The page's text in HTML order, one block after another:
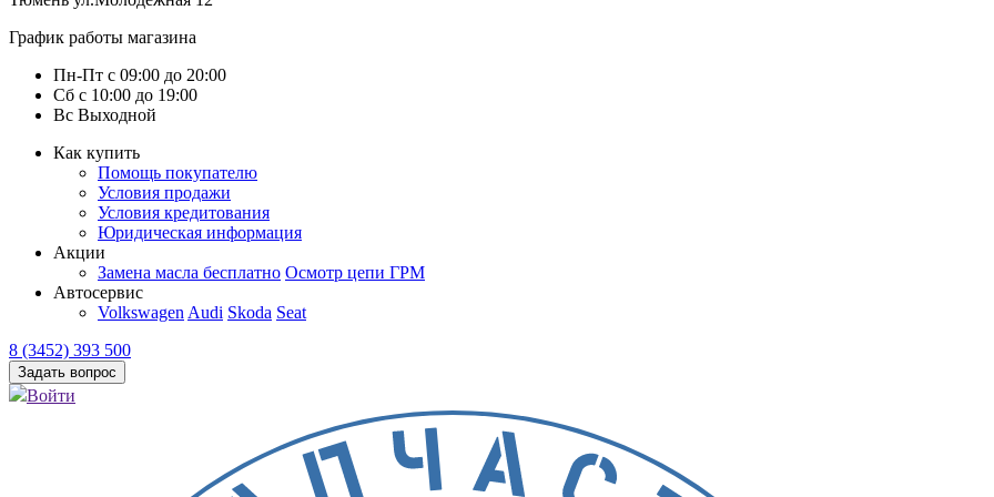
График работы магазина
Пн-Пт с 09:00 до 20:00
Сб с 10:00 до 19:00
Вс Выходной
Как купить
Помощь покупателю
Условия продажи
Условия кредитования
Юридическая информация
Акции
Замена масла бесплатно Осмотр цепи ГРМ
Автосервис
Volkswagen Audi Skoda Seat
8 (3452) 393 500
Задать вопрос
Войти